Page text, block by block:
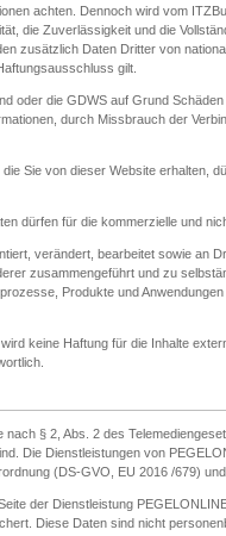
achten. Dennoch wird vom
die Zuverlässigkeit und die
zusätzlich Daten Dritter von
gilt.
oder die GDWS auf Grund
durch Missbrauch der
Sie von dieser Website erhalten,
dürfen für die kommerzielle und
verändert, bearbeitet sowie an
zusammengeführt und zu
Produkte und
keine Haftung für die Inhalte
nach § 2, Abs. 2 des
Die Dienstleistungen von
(DS-GVO, EU 2016 /679)
der Dienstleistung
Diese Daten sind nicht